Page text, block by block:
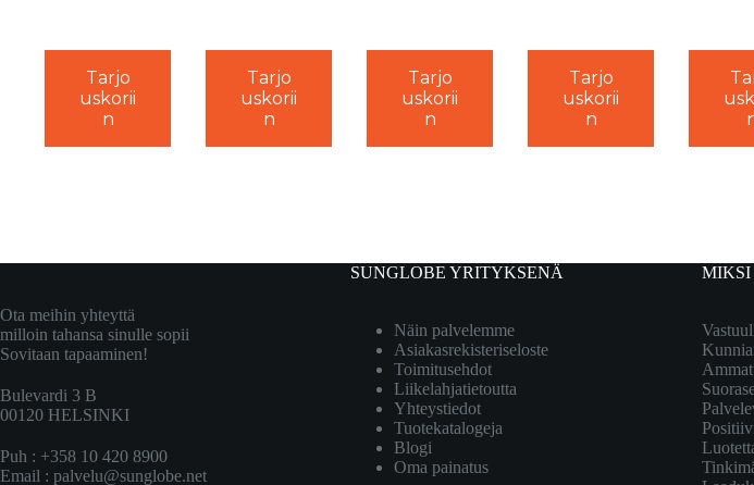
Tarjo
uskorii
n
Tarjo
uskorii
n
Tarjo
uskorii
n
Tarjo
uskorii
n
Ota meihin yhteyttä
milloin tahansa sinulle sopii
Sovitaan tapaaminen!
Bulevardi 3 B
00120 HELSINKI
Puh : +358 10 420 8900
Email : palvelu@sunglobe.net
SUNGLOBE YRITYKSENÄ
Näin palvelemme
Asiakasrekisteriseloste
Toimitusehdot
Liikelahjatietoutta
Yhteystiedot
Tuotekatalogeja
Blogi
Oma painatus
MIKSI